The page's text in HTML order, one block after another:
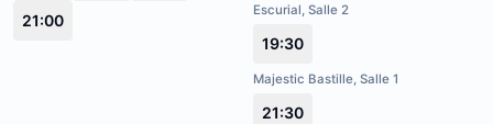
21:00
Escurial, Salle 2
19:30
Majestic Bastille, Salle 1
21:30